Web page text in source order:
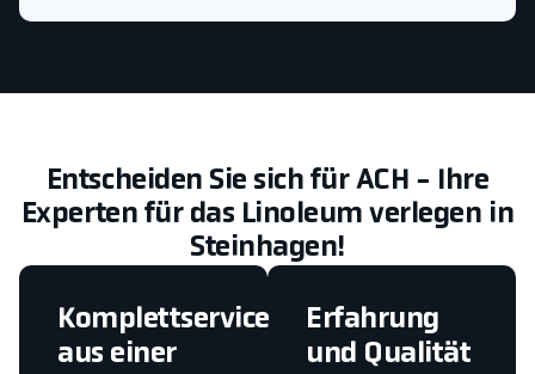
Entscheiden Sie sich für ACH - Ihre
Experten für das Linoleum verlegen in
Steinhagen!
Erfahrung
und Qualität
Komplettservice
aus einer